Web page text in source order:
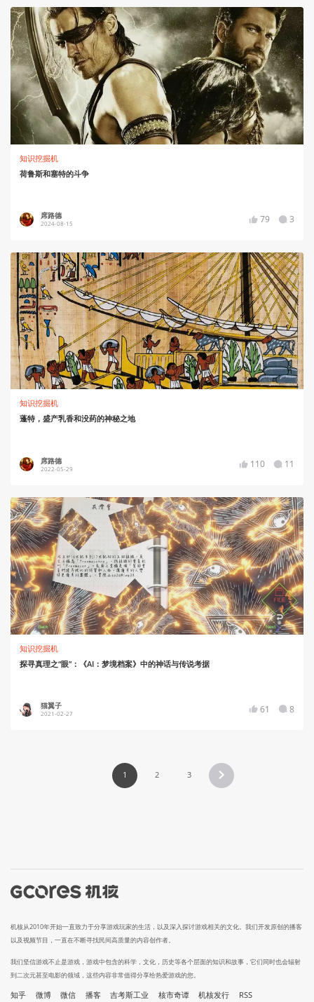
知识挖掘机
荷鲁斯和塞特的斗争
席路德
2024-08-15 79 3
知识挖掘机
蓬特，盛产乳香和没药的神秘之地
席路德
2022-05-29 110 11
知识挖掘机
探寻真理之“眼”：《AI：梦境档案》中的神话与传说考据
猫翼子
2021-02-27 61 8
1 2 3
机核从2010年开始一直致力于分享游戏玩家的生活，以及深入探讨游戏相关的文化。我们开发原创的播客
以及视频节目，一直在不断寻找民间高质量的内容创作者。
我们坚信游戏不止是游戏，游戏中包含的科学，文化，历史等各个层面的知识和故事，它们同时也会辐射
到二次元甚至电影的领域，这些内容非常值得分享给热爱游戏的您。
知乎 微博 微信 播客 吉考斯工业 核市奇谭 机核发行 RSS